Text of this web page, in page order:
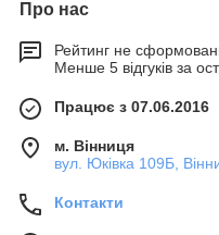
Про нас
Рейтинг не
Менше 5 відгуків за
Працює з 07.06.2016
м. Вінниця
вул. Юківка 109Б,
Контакти